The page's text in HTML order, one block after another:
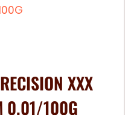
XXX
0.01/100G